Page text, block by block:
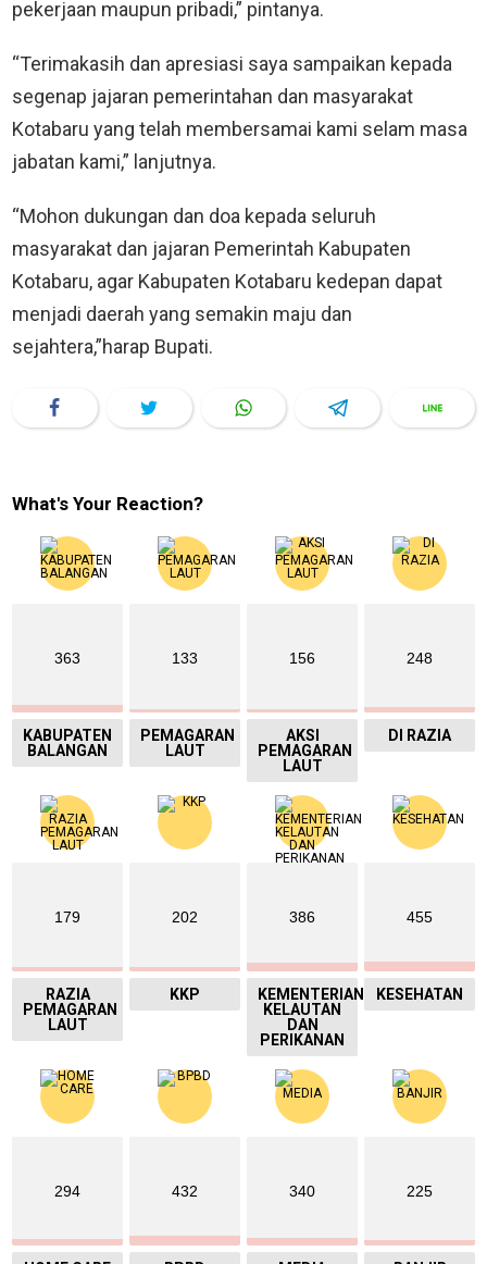
pekerjaan maupun pribadi,” pintanya.
“Terimakasih dan apresiasi saya sampaikan kepada
segenap jajaran pemerintahan dan masyarakat
Kotabaru yang telah membersamai kami selam masa
jabatan kami,” lanjutnya.
“Mohon dukungan dan doa kepada seluruh
masyarakat dan jajaran Pemerintah Kabupaten
Kotabaru, agar Kabupaten Kotabaru kedepan dapat
menjadi daerah yang semakin maju dan
sejahtera,”harap Bupati.
What's Your Reaction?
363
KABUPATEN
BALANGAN
133
PEMAGARAN
LAUT
156
AKSI
PEMAGARAN
LAUT
248
DI RAZIA
179
RAZIA
PEMAGARAN
LAUT
202
KKP
386
KEMENTERIAN
KELAUTAN
DAN
PERIKANAN
455
KESEHATAN
294 432 340 225